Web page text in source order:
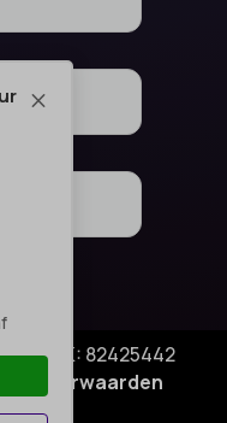
M
- KVK: 82425442
voorwaarden
–